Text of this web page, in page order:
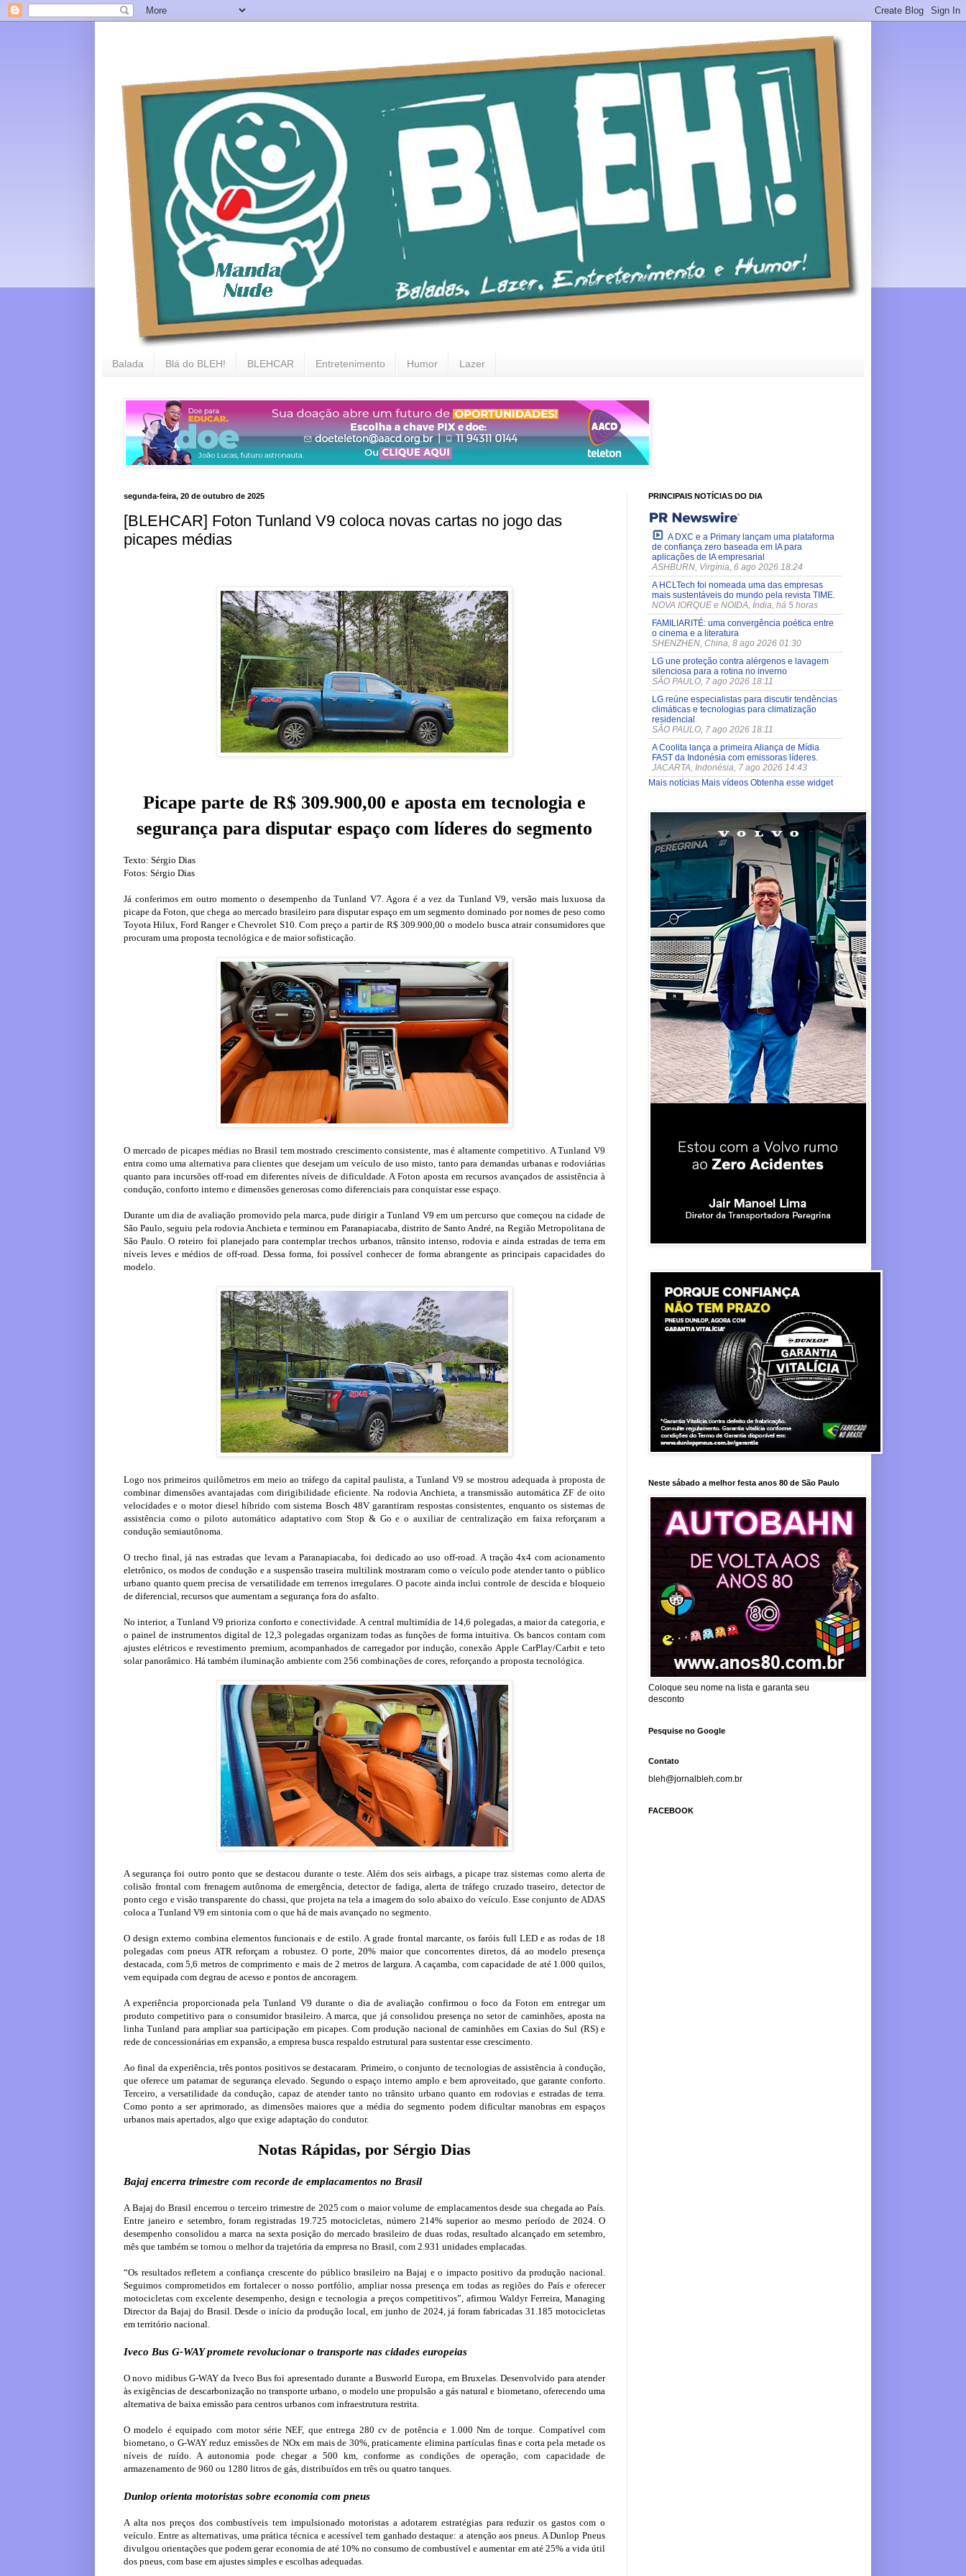
Balada Blá do BLEH! BLEHCAR Entretenimento Humor Lazer
segunda-feira, 20 de outubro de 2025
[BLEHCAR] Foton Tunland V9 coloca novas cartas no jogo das
picapes médias
Picape parte de R$ 309.900,00 e aposta em tecnologia e
segurança para disputar espaço com líderes do segmento
Texto: Sérgio Dias
Fotos: Sérgio Dias
Já conferimos em outro momento o desempenho da Tunland V7. Agora é a vez da Tunland V9, versão mais luxuosa da
picape da Foton, que chega ao mercado brasileiro para disputar espaço em um segmento dominado por nomes de peso como
Toyota Hilux, Ford Ranger e Chevrolet S10. Com preço a partir de R$ 309.900,00 o modelo busca atrair consumidores que
procuram uma proposta tecnológica e de maior sofisticação.
O mercado de picapes médias no Brasil tem mostrado crescimento consistente, mas é altamente competitivo. A Tunland V9
entra como uma alternativa para clientes que desejam um veículo de uso misto, tanto para demandas urbanas e rodoviárias
quanto para incursões off-road em diferentes níveis de dificuldade. A Foton aposta em recursos avançados de assistência à
condução, conforto interno e dimensões generosas como diferenciais para conquistar esse espaço.
Durante um dia de avaliação promovido pela marca, pude dirigir a Tunland V9 em um percurso que começou na cidade de
São Paulo, seguiu pela rodovia Anchieta e terminou em Paranapiacaba, distrito de Santo André, na Região Metropolitana de
São Paulo. O roteiro foi planejado para contemplar trechos urbanos, trânsito intenso, rodovia e ainda estradas de terra em
níveis leves e médios de off-road. Dessa forma, foi possível conhecer de forma abrangente as principais capacidades do
modelo.
Logo nos primeiros quilômetros em meio ao tráfego da capital paulista, a Tunland V9 se mostrou adequada à proposta de
combinar dimensões avantajadas com dirigibilidade eficiente. Na rodovia Anchieta, a transmissão automática ZF de oito
velocidades e o motor diesel híbrido com sistema Bosch 48V garantiram respostas consistentes, enquanto os sistemas de
assistência como o piloto automático adaptativo com Stop & Go e o auxiliar de centralização em faixa reforçaram a
condução semiautônoma.
O trecho final, já nas estradas que levam a Paranapiacaba, foi dedicado ao uso off-road. A tração 4x4 com acionamento
eletrônico, os modos de condução e a suspensão traseira multilink mostraram como o veículo pode atender tanto o público
urbano quanto quem precisa de versatilidade em terrenos irregulares. O pacote ainda inclui controle de descida e bloqueio
de diferencial, recursos que aumentam a segurança fora do asfalto.
No interior, a Tunland V9 prioriza conforto e conectividade. A central multimídia de 14,6 polegadas, a maior da categoria, e
o painel de instrumentos digital de 12,3 polegadas organizam todas as funções de forma intuitiva. Os bancos contam com
ajustes elétricos e revestimento premium, acompanhados de carregador por indução, conexão Apple CarPlay/Carbit e teto
solar panorâmico. Há também iluminação ambiente com 256 combinações de cores, reforçando a proposta tecnológica.
A segurança foi outro ponto que se destacou durante o teste. Além dos seis airbags, a picape traz sistemas como alerta de
colisão frontal com frenagem autônoma de emergência, detector de fadiga, alerta de tráfego cruzado traseiro, detector de
ponto cego e visão transparente do chassi, que projeta na tela a imagem do solo abaixo do veículo. Esse conjunto de ADAS
coloca a Tunland V9 em sintonia com o que há de mais avançado no segmento.
O design externo combina elementos funcionais e de estilo. A grade frontal marcante, os faróis full LED e as rodas de 18
polegadas com pneus ATR reforçam a robustez. O porte, 20% maior que concorrentes diretos, dá ao modelo presença
destacada, com 5,6 metros de comprimento e mais de 2 metros de largura. A caçamba, com capacidade de até 1.000 quilos,
vem equipada com degrau de acesso e pontos de ancoragem.
A experiência proporcionada pela Tunland V9 durante o dia de avaliação confirmou o foco da Foton em entregar um
produto competitivo para o consumidor brasileiro. A marca, que já consolidou presença no setor de caminhões, aposta na
linha Tunland para ampliar sua participação em picapes. Com produção nacional de caminhões em Caxias do Sul (RS) e
rede de concessionárias em expansão, a empresa busca respaldo estrutural para sustentar esse crescimento.
Ao final da experiência, três pontos positivos se destacaram. Primeiro, o conjunto de tecnologias de assistência à condução,
que oferece um patamar de segurança elevado. Segundo o espaço interno amplo e bem aproveitado, que garante conforto.
Terceiro, a versatilidade da condução, capaz de atender tanto no trânsito urbano quanto em rodovias e estradas de terra.
Como ponto a ser aprimorado, as dimensões maiores que a média do segmento podem dificultar manobras em espaços
urbanos mais apertados, algo que exige adaptação do condutor.
Notas Rápidas, por Sérgio Dias
Bajaj encerra trimestre com recorde de emplacamentos no Brasil
A Bajaj do Brasil encerrou o terceiro trimestre de 2025 com o maior volume de emplacamentos desde sua chegada ao País.
Entre janeiro e setembro, foram registradas 19.725 motocicletas, número 214% superior ao mesmo período de 2024. O
desempenho consolidou a marca na sexta posição do mercado brasileiro de duas rodas, resultado alcançado em setembro,
mês que também se tornou o melhor da trajetória da empresa no Brasil, com 2.931 unidades emplacadas.
“Os resultados refletem a confiança crescente do público brasileiro na Bajaj e o impacto positivo da produção nacional.
Seguimos comprometidos em fortalecer o nosso portfólio, ampliar nossa presença em todas as regiões do País e oferecer
motocicletas com excelente desempenho, design e tecnologia a preços competitivos”, afirmou Waldyr Ferreira, Managing
Director da Bajaj do Brasil. Desde o início da produção local, em junho de 2024, já foram fabricadas 31.185 motocicletas
em território nacional.
Iveco Bus G-WAY promete revolucionar o transporte nas cidades europeias
O novo midibus G-WAY da Iveco Bus foi apresentado durante a Busworld Europa, em Bruxelas. Desenvolvido para atender
às exigências de descarbonização no transporte urbano, o modelo une propulsão a gás natural e biometano, oferecendo uma
alternativa de baixa emissão para centros urbanos com infraestrutura restrita.
O modelo é equipado com motor série NEF, que entrega 280 cv de potência e 1.000 Nm de torque. Compatível com
biometano, o G-WAY reduz emissões de NOx em mais de 30%, praticamente elimina partículas finas e corta pela metade os
níveis de ruído. A autonomia pode chegar a 500 km, conforme as condições de operação, com capacidade de
armazenamento de 960 ou 1280 litros de gás, distribuídos em três ou quatro tanques.
Dunlop orienta motoristas sobre economia com pneus
A alta nos preços dos combustíveis tem impulsionado motoristas a adotarem estratégias para reduzir os gastos com o
veículo. Entre as alternativas, uma prática técnica e acessível tem ganhado destaque: a atenção aos pneus. A Dunlop Pneus
divulgou orientações que podem gerar economia de até 10% no consumo de combustível e aumentar em até 25% a vida útil
dos pneus, com base em ajustes simples e escolhas adequadas.
PRINCIPAIS NOTÍCIAS DO DIA
A DXC e a Primary lançam uma plataforma
de confiança zero baseada em IA para
aplicações de IA empresarial
ASHBURN, Virgínia, 6 ago 2026 18:24
A HCLTech foi nomeada uma das empresas
mais sustentáveis do mundo pela revista TIME.
NOVA IORQUE e NOIDA, Índia, há 5 horas
FAMILIARITÉ: uma convergência poética entre
o cinema e a literatura
SHENZHEN, China, 8 ago 2026 01:30
LG une proteção contra alérgenos e lavagem
silenciosa para a rotina no inverno
SÃO PAULO, 7 ago 2026 18:11
LG reúne especialistas para discutir tendências
climáticas e tecnologias para climatização
residencial
SÃO PAULO, 7 ago 2026 18:11
A Coolita lança a primeira Aliança de Mídia
FAST da Indonésia com emissoras líderes.
JACARTA, Indonésia, 7 ago 2026 14:43
Mais notícias Mais vídeos Obtenha esse widget
Neste sábado a melhor festa anos 80 de São Paulo
Coloque seu nome na lista e garanta seu
desconto
Pesquise no Google
Contato
bleh@jornalbleh.com.br
FACEBOOK